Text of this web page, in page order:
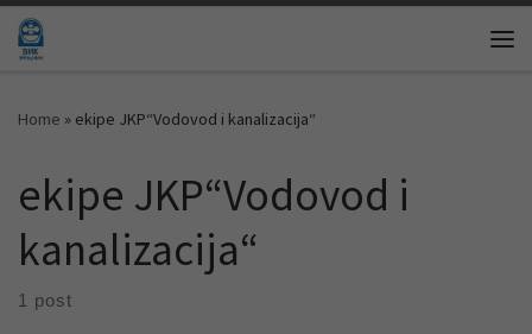
Skip to content
Home » ekipe JKP“Vodovod i kanalizacija“
ekipe JKP“Vodovod i
kanalizacija“
1 post